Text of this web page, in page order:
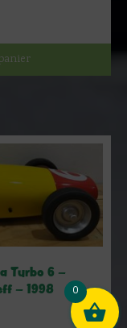
Turbo 6 –
– 1998
0